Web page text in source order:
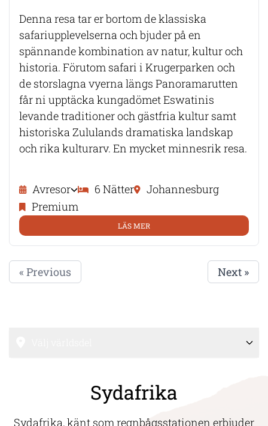
Denna resa tar er bortom de klassiska
safariupplevelserna och bjuder på en
spännande kombination av natur, kultur och
historia. Förutom safari i Krugerparken och
de storslagna vyerna längs Panoramarutten
får ni upptäcka kungadömet Eswatinis
levande traditioner och gästfria kultur samt
historiska Zululands dramatiska landskap
och rika kulturarv. En mycket minnesrik resa.
Avresor 6 Nätter
Johannesburg
Premium
LÄS MER
« Previous Next »
Sydafrika
Sydafrika, känt som regnbågsstationen erbjuder